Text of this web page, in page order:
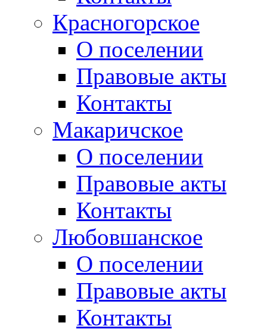
Красногорское
О поселении
Правовые акты
Контакты
Макаричское
О поселении
Правовые акты
Контакты
Любовшанское
О поселении
Правовые акты
Контакты